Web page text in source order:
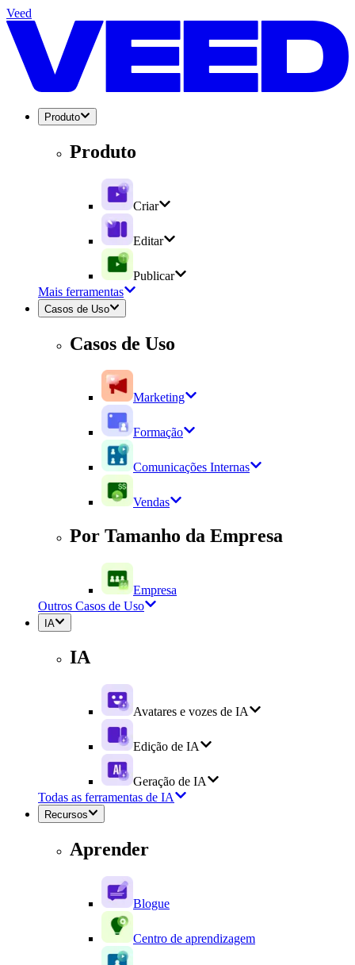
Veed
Produto
Produto
Criar
Editar
Publicar
Mais ferramentas
Casos de Uso
Casos de Uso
Marketing
Formação
Comunicações Internas
Vendas
Por Tamanho da Empresa
Empresa
Outros Casos de Uso
IA
IA
Avatares e vozes de IA
Edição de IA
Geração de IA
Todas as ferramentas de IA
Recursos
Aprender
Blogue
Centro de aprendizagem